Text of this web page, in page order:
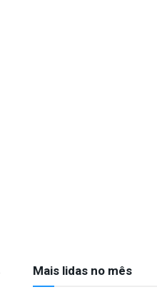
Mais lidas no mês